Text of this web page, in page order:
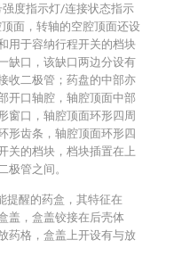
度指示灯/连接状态指示
面，转轴的空腔顶面还设
用于容纳行程开关的档块
缺口，该缺口两边分设有
收二极管；药盘的中部亦
开口轴腔，轴腔顶面中部
窗口，轴腔顶面环形四周
形齿条，轴腔顶面环形四
关的档块，档块插置在上
极管之间。
提醒的药盒，其特征在
盖，盒盖铰接在后壳体
药格，盒盖上开设有与放